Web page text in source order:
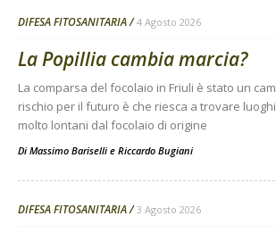
DIFESA FITOSANITARIA 4 Agosto 2026
La Popillia cambia marcia?
La comparsa del focolaio in Friuli è stato un
rischio per il futuro è che riesca a trovare
molto lontani dal focolaio di origine
Di Massimo Bariselli e Riccardo Bugiani
DIFESA FITOSANITARIA 3 Agosto 2026